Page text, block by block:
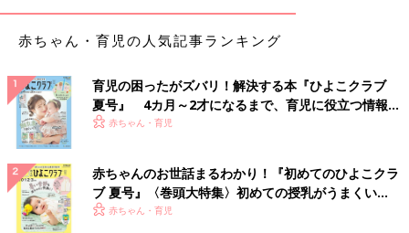
てあげようか？』と、列から見える棚を指差します。
断っても、なぜか娘は引き下がらず、じゃあ持ってきてとお願い
しました。
私の好きな銘柄のビール（いつもは発泡酒ですが）500mlの６缶
を、小さなからだでヨイショヨイショと持ってきてくれました。
あとで『美味しいビールってなんで知ってるの？』と、聞いたら
『おかあさん、あれをのむと、いつもおいしいをいっぱいいって
いる』と。
２歳とはいえ、観察眼が鋭いと感心。
赤ちゃん・育児の人気記事ランキング
育児の困ったがズバリ！解決する本『ひよこクラブ
夏号』 4カ月～2才になるまで、育児に役立つ情報が
いっぱい！
赤ちゃん・育児
赤ちゃんのお世話まるわかり！『初めてのひよこクラ
ブ 夏号』〈巻頭大特集〉初めての授乳がうまくい
く！ おっぱい・ミルクの基本と夏のトラブル 解決テ
赤ちゃん・育児